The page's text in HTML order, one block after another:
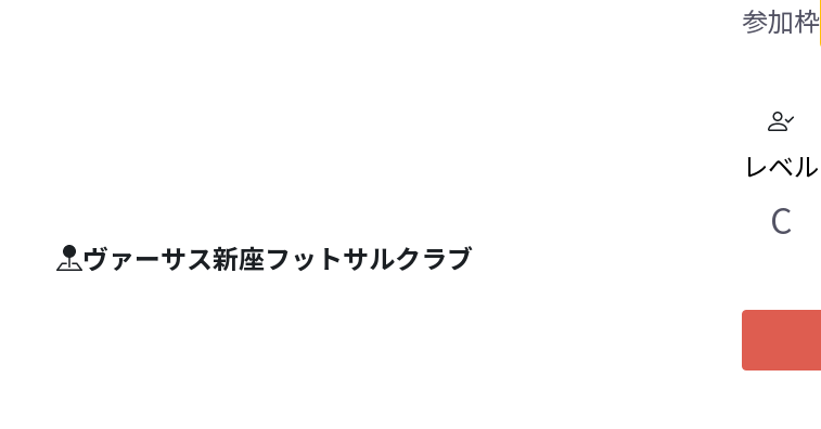
ヴァーサス新座フットサルクラブ
参加枠
レベル
C